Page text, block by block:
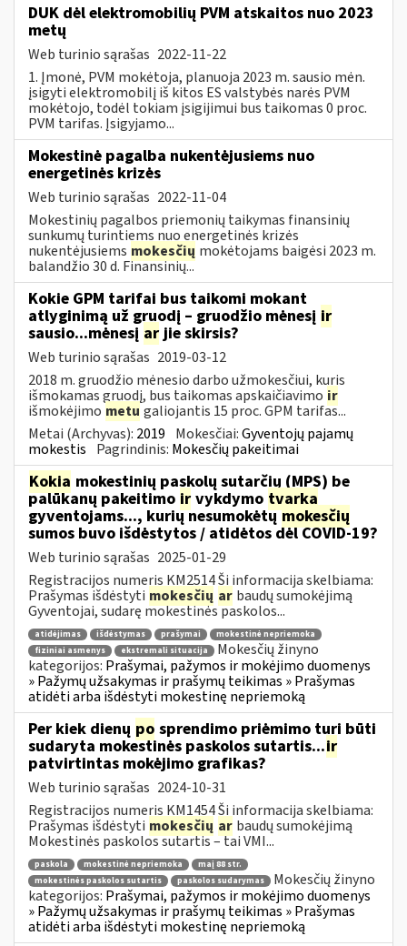
DUK dėl elektromobilių PVM atskaitos nuo 2023
metų
Web turinio sąrašas 2022-11-22
1. Įmonė, PVM mokėtoja, planuoja 2023 m. sausio mėn.
įsigyti elektromobilį iš kitos ES valstybės narės PVM
mokėtojo, todėl tokiam įsigijimui bus taikomas 0 proc.
PVM tarifas. Įsigyjamo...
Mokestinė pagalba nukentėjusiems nuo
energetinės krizės
Web turinio sąrašas 2022-11-04
Mokestinių pagalbos priemonių taikymas finansinių
sunkumų turintiems nuo energetinės krizės
nukentėjusiems mokesčių mokėtojams baigėsi 2023 m.
balandžio 30 d. Finansinių...
Kokie GPM tarifai bus taikomi mokant
atlyginimą už gruodį – gruodžio mėnesį ir
sausio...mėnesį arjie skirsis?
Web turinio sąrašas 2019-03-12
2018 m. gruodžio mėnesio darbo užmokesčiui, kuris
išmokamas gruodį, bus taikomas apskaičiavimo ir
išmokėjimo metu galiojantis 15 proc. GPM tarifas...
Metai (Archyvas): 2019 Mokesčiai:Gyventojų pajamų
mokestis Pagrindinis: Mokesčių pakeitimai
Kokia mokestinių paskolų sutarčių (MPS) be
palūkanų pakeitimo ir vykdymo tvarka
gyventojams..., kurių nesumokėtųmokesčių
sumos buvo išdėstytos / atidėtos dėl COVID-19?
Web turinio sąrašas 2025-01-29
Registracijos numeris KM2514 Ši informacija skelbiama:
Prašymas išdėstyti mokesčių ar baudų sumokėjimą
Gyventojai, sudarę mokestinės paskolos...
atidėjimas išdėstymas prašymai
mokestinė nepriemoka
fiziniai asmenys
ekstremali situacija
Mokesčių žinyno
kategorijos: Prašymai, pažymos ir mokėjimo duomenys
» Pažymų užsakymas ir prašymų teikimas » Prašymas
atidėti arba išdėstyti mokestinę nepriemoką
Per kiek dienų po sprendimo priėmimo turi būti
sudaryta mokestinės paskolos sutartis...ir
patvirtintas mokėjimo grafikas?
Web turinio sąrašas 2024-10-31
Registracijos numeris KM1454 Ši informacija skelbiama:
Prašymas išdėstyti mokesčių ar baudų sumokėjimą
Mokestinės paskolos sutartis – tai VMI...
paskola mokestinė nepriemoka
maį 88 str.
mokestinės paskolos sutartis
paskolos sudarymas
Mokesčių žinyno
kategorijos: Prašymai, pažymos ir mokėjimo duomenys
» Pažymų užsakymas ir prašymų teikimas » Prašymas
atidėti arba išdėstyti mokestinę nepriemoką